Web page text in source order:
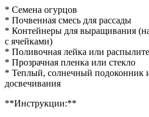
* Семена огурцов
* Почвенная смесь для рассады
* Контейнеры для выращивания
с ячейками)
* Поливочная лейка или
* Прозрачная пленка или стекло
* Теплый, солнечный подоконник
досвечивания
**Инструкции:**